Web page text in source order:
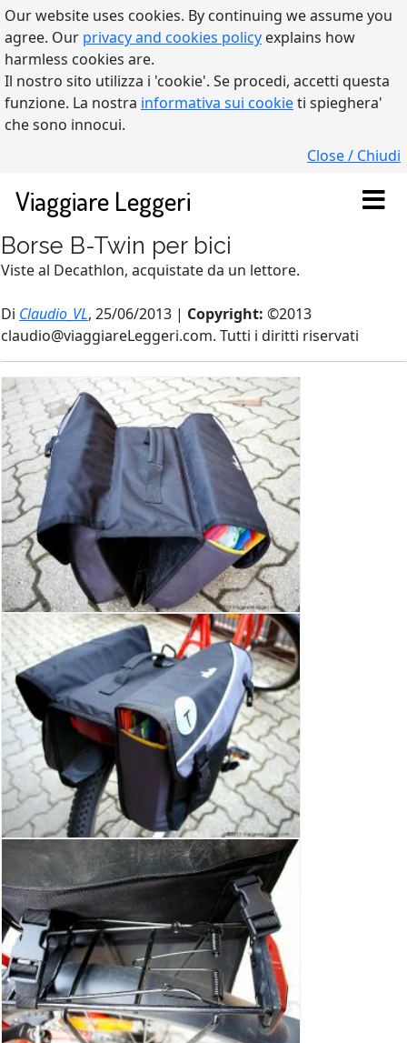
Our website uses cookies. By continuing we assume you
agree. Our privacy and cookies policy explains how
harmless cookies are.
Il nostro sito utilizza i 'cookie'. Se procedi, accetti questa
funzione. La nostra informativa sui cookieti spieghera'
che sono innocui.
Close / Chiudi
Viaggiare Leggeri
Borse B-Twin per bici
Viste al Decathlon, acquistate da un lettore.
Di Claudio_VL, 25/06/2013 | Copyright: ©2013
claudio@viaggiareLeggeri.com. Tutti i diritti riservati